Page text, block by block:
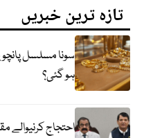
تازہ ترین خبریں
سونا مسلسل
ہو گئی؟
احتجاج کرنیوالے